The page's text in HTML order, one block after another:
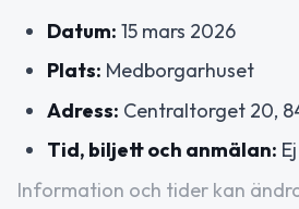
Datum: 15 mars 2026
Plats: Medborgarhuset
Adress: Centraltorget 20,
Tid, biljett och anmälan:
Information och tider kan